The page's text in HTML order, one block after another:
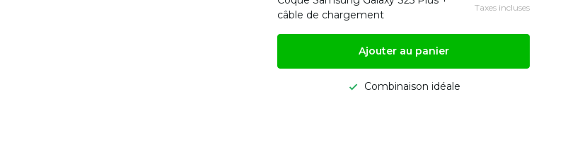
câble de chargement
Taxes incluses
Ajouter au panier
Combinaison idéale